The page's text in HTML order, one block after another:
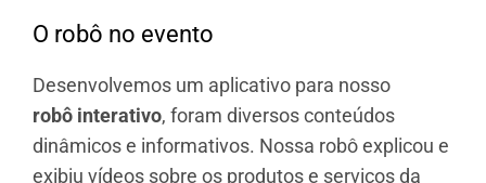
O robô no evento
Desenvolvemos um aplicativo para nosso
robô interativo, foram diversos conteúdos
dinâmicos e informativos. Nossa robô explicou e
exibiu vídeos sobre os produtos e serviços da